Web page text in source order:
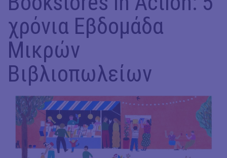
χρόνια Εβδομάδα
Μικρών
Βιβλιοπωλείων